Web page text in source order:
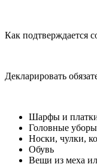
Как подтверждается
Декларировать
Шарфы и
Головные уборы
Носки, чулки,
Обувь
Вещи из меха